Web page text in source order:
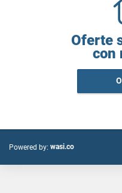
Oferte
con
Powered by: wasi.co